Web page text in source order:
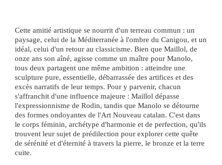
Cette amitié artistique se nourrit d'un terreau commun : un
paysage, celui de la Méditerranée à l'ombre du Canigou, et un
idéal, celui d'un retour au classicisme. Bien que Maillol, de
onze ans son aîné, agisse comme un maître pour Manolo,
tous deux partagent une même ambition : atteindre une
sculpture pure, essentielle, débarrassée des artifices et des
excès narratifs de leur temps. Pour y parvenir, chacun
s'affranchit d'une influence majeure : Maillol dépasse
l'expressionnisme de Rodin, tandis que Manolo se détourne
des formes ondoyantes de l'Art Nouveau catalan. C'est dans
le corps féminin, archétype d'harmonie et de perfection, qu'ils
trouvent leur sujet de prédilection pour explorer cette quête
de sérénité et d'éternité à travers la pierre, le bronze et la terre